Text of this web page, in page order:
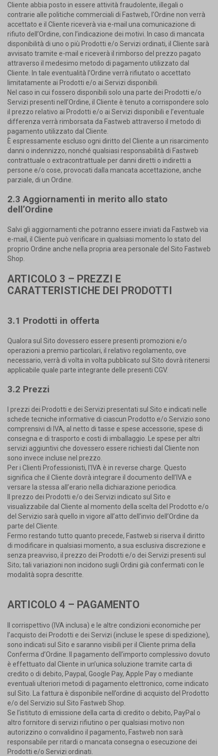
Cliente abbia posto in essere attività fraudolente, illegali o
contrarie alle politiche commerciali di Fastweb, l’Ordine non verrà
accettato e il Cliente riceverà via e-mail una comunicazione di
rifiuto dell’Ordine, con l’indicazione dei motivi. In caso di mancata
disponibilità di uno o più Prodotti e/o Servizi ordinati, il Cliente sarà
avvisato tramite e-mail e riceverà il rimborso del prezzo pagato
attraverso il medesimo metodo di pagamento utilizzato dal
Cliente. In tale eventualità l’Ordine verrà rifiutato o accettato
limitatamente ai Prodotti e/o ai Servizi disponibili.
Nel caso in cui fossero disponibili solo una parte dei Prodotti e/o
Servizi presenti nell’Ordine, il Cliente è tenuto a corrispondere solo
il prezzo relativo ai Prodotti e/o ai Servizi disponibili e l’eventuale
differenza verrà rimborsata da Fastweb attraverso il metodo di
pagamento utilizzato dal Cliente.
È espressamente escluso ogni diritto del Cliente a un risarcimento
danni o indennizzo, nonché qualsiasi responsabilità di Fastweb
contrattuale o extracontrattuale per danni diretti o indiretti a
persone e/o cose, provocati dalla mancata accettazione, anche
parziale, di un Ordine.
2.3 Aggiornamenti in merito allo stato
dell’Ordine
Salvi gli aggiornamenti che potranno essere inviati da Fastweb via
e-mail, il Cliente può verificare in qualsiasi momento lo stato del
proprio Ordine anche nella propria area personale del Sito Fastweb
Shop.
ARTICOLO 3 – PREZZI E
CARATTERISTICHE DEI PRODOTTI
3.1 Prodotti in offerta
Qualora sul Sito dovessero essere presenti promozioni e/o
operazioni a premio particolari, il relativo regolamento, ove
necessario, verrà di volta in volta pubblicato sul Sito dovrà ritenersi
applicabile quale parte integrante delle presenti CGV.
3.2 Prezzi
I prezzi dei Prodotti e dei Servizi presentati sul Sito e indicati nelle
schede tecniche informative di ciascun Prodotto e/o Servizio sono
comprensivi di IVA, al netto di tasse e spese accessorie, spese di
consegna e di trasporto e costi di imballaggio. Le spese per altri
servizi aggiuntivi che dovessero essere richiesti dal Cliente non
sono invece incluse nel prezzo.
Per i Clienti Professionisti, l'IVA è in reverse charge. Questo
significa che il Cliente dovrà integrare il documento dell’IVA e
versare la stessa all’erario nella dichiarazione periodica.
Il prezzo dei Prodotti e/o dei Servizi indicato sul Sito e
visualizzabile dal Cliente al momento della scelta del Prodotto e/o
del Servizio sarà quello in vigore all’atto dell’invio dell’Ordine da
parte del Cliente.
Fermo restando tutto quanto precede, Fastweb si riserva il diritto
di modificare in qualsiasi momento, a sua esclusiva discrezione e
senza preavviso, il prezzo dei Prodotti e/o dei Servizi presenti sul
Sito; tali variazioni non incidono sugli Ordini già confermati con le
modalità sopra descritte.
ARTICOLO 4 – PAGAMENTO
Il corrispettivo (IVA inclusa) e le altre condizioni economiche per
l’acquisto dei Prodotti e dei Servizi (incluse le spese di spedizione),
sono indicati sul Sito e saranno visibili per il Cliente prima della
Conferma d’Ordine. Il pagamento dell’importo complessivo dovuto
è effettuato dal Cliente in un’unica soluzione tramite carta di
credito o di debito, Paypal, Google Pay, Apple Pay o mediante
eventuali ulteriori metodi di pagamento elettronico, come indicato
sul Sito. La fattura è disponibile nell’ordine di acquisto del Prodotto
e/o del Servizio sul Sito Fastweb Shop.
Se l’istituto di emissione della carta di credito o debito, PayPal o
altro fornitore di servizi rifiutino o per qualsiasi motivo non
autorizzino o convalidino il pagamento, Fastweb non sarà
responsabile per ritardi o mancata consegna o esecuzione dei
Prodotti e/o Servizi ordinati.